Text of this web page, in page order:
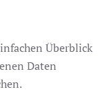
Überblick
Daten